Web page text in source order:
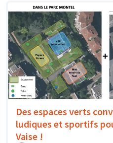
Des espaces verts
ludiques et sportifs
Vaise !